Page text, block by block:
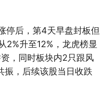
停后，第4天早盘封板但
2%升至12%，龙虎榜显
，同时板块内2只跟风
振，后续该股当日收跌